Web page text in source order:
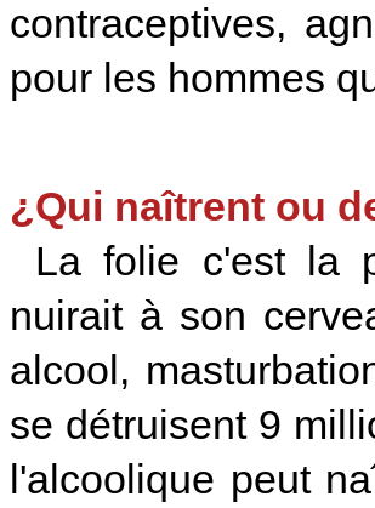
contraceptives,
pour les hommes
¿Qui naîtrent ou
La folie c'est la
nuirait à son
alcool,
se détruisent 9
l'alcoolique peut